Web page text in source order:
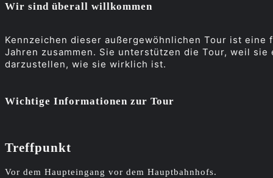
Wir sind überall willkommen
Kennzeichen dieser außergewöhnlichen Tour ist
Jahren zusammen. Sie unterstützen die Tour, weil
darzustellen, wie sie wirklich ist.
Wichtige Informationen zur Tour
Treffpunkt
Vor dem Haupteingang vor dem Hauptbahnhofs.